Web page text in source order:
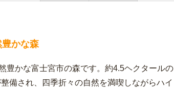
かな森
豊かな富士宮市の森です。約4.5ヘクタールの
備され、四季折々の自然を満喫しながらハイ